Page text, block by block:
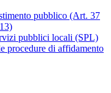
pubblico (Art. 37
pubblici locali (SPL)
procedure di affidamento